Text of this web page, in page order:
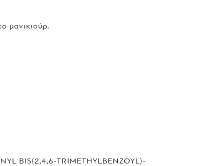
μανικιούρ.
BIS(2,4,6-TRIMETHYLBENZOYL)-